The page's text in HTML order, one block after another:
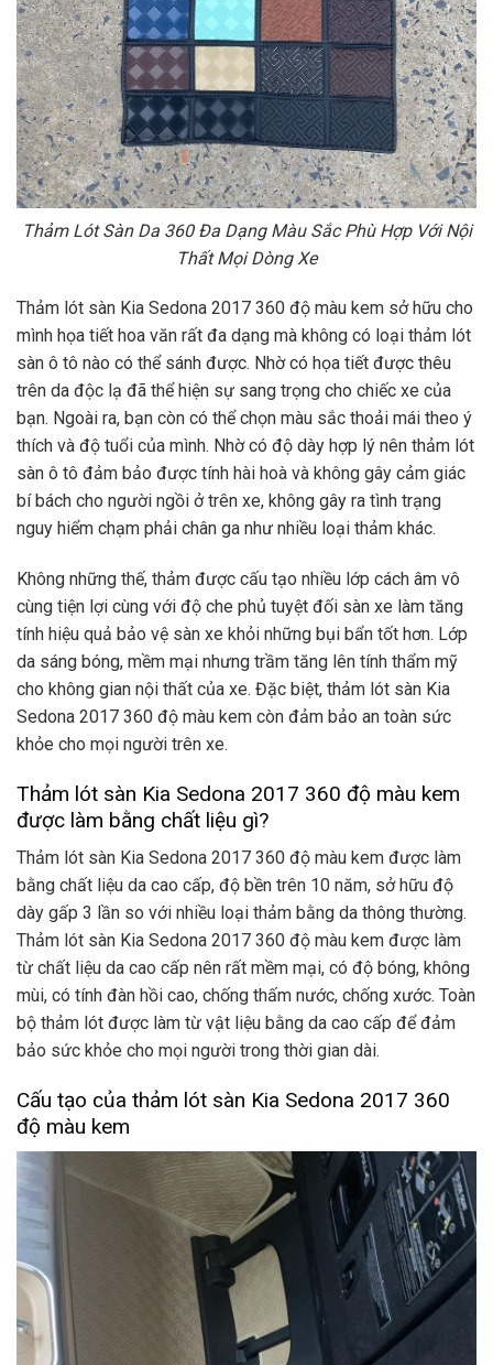
Thảm Lót Sàn Da 360 Đa Dạng Màu Sắc Phù Hợp Với Nội
Thất Mọi Dòng Xe
Thảm lót sàn Kia Sedona 2017 360 độ màu kem sở hữu cho
mình họa tiết hoa văn rất đa dạng mà không có loại thảm lót
sàn ô tô nào có thể sánh được. Nhờ có họa tiết được thêu
trên da độc lạ đã thể hiện sự sang trọng cho chiếc xe của
bạn. Ngoài ra, bạn còn có thể chọn màu sắc thoải mái theo ý
thích và độ tuổi của mình. Nhờ có độ dày hợp lý nên thảm lót
sàn ô tô đảm bảo được tính hài hoà và không gây cảm giác
bí bách cho người ngồi ở trên xe, không gây ra tình trạng
nguy hiểm chạm phải chân ga như nhiều loại thảm khác.
Không những thế, thảm được cấu tạo nhiều lớp cách âm vô
cùng tiện lợi cùng với độ che phủ tuyệt đối sàn xe làm tăng
tính hiệu quả bảo vệ sàn xe khỏi những bụi bẩn tốt hơn. Lớp
da sáng bóng, mềm mại nhưng trầm tăng lên tính thẩm mỹ
cho không gian nội thất của xe. Đặc biệt, thảm lót sàn Kia
Sedona 2017 360 độ màu kem còn đảm bảo an toàn sức
khỏe cho mọi người trên xe.
Thảm lót sàn Kia Sedona 2017 360 độ màu kem
được làm bằng chất liệu gì?
Thảm lót sàn Kia Sedona 2017 360 độ màu kem được làm
bằng chất liệu da cao cấp, độ bền trên 10 năm, sở hữu độ
dày gấp 3 lần so với nhiều loại thảm bằng da thông thường.
Thảm lót sàn Kia Sedona 2017 360 độ màu kem được làm
từ chất liệu da cao cấp nên rất mềm mại, có độ bóng, không
mùi, có tính đàn hồi cao, chống thấm nước, chống xước. Toàn
bộ thảm lót được làm từ vật liệu bằng da cao cấp để đảm
bảo sức khỏe cho mọi người trong thời gian dài.
Cấu tạo của thảm lót sàn Kia Sedona 2017 360
độ màu kem